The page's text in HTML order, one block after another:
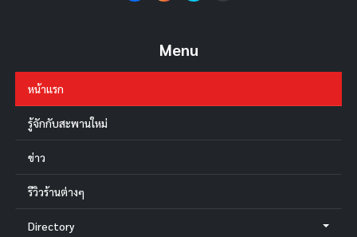
Menu
หน้าแรก
รู้จักกับสะพานใหม่
ข่าว
รีวิวร้านต่างๆ
Directory